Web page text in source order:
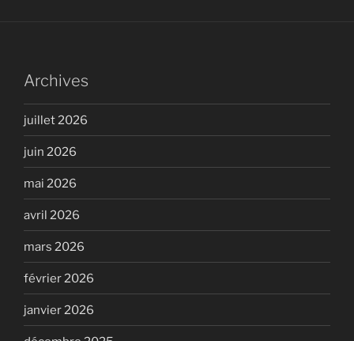
Archives
juillet 2026
juin 2026
mai 2026
avril 2026
mars 2026
février 2026
janvier 2026